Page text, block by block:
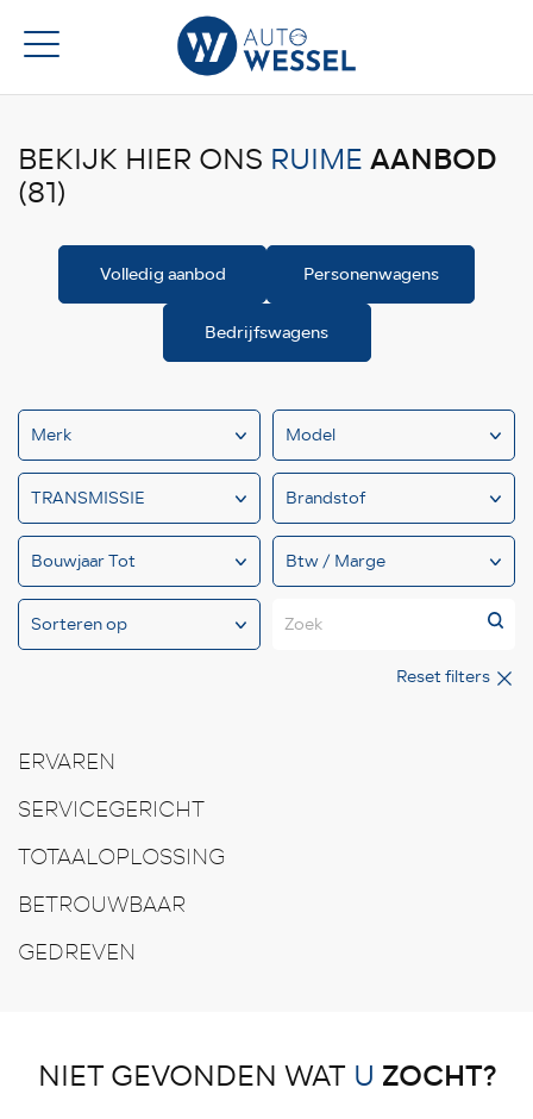
BEKIJK HIER ONS RUIMEAANBOD
(81)
Volledig aanbod Personenwagens
Bedrijfswagens
Zoek
Reset filters
ERVAREN
SERVICEGERICHT
TOTAALOPLOSSING
BETROUWBAAR
GEDREVEN
NIET GEVONDEN WAT U ZOCHT?